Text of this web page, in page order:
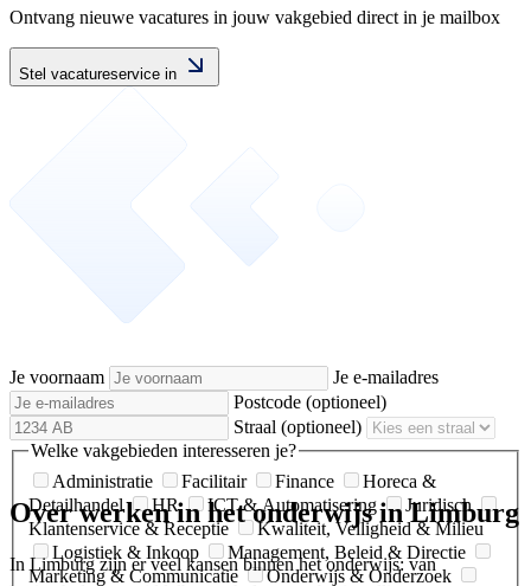
Ontvang nieuwe vacatures in jouw vakgebied direct in je mailbox
Stel vacatureservice in
Je voornaam
Je e-mailadres
Postcode (optioneel)
Straal (optioneel)
Welke vakgebieden interesseren je?
Administratie
Facilitair Finance
Horeca &
Detailhandel
HR ICT & Automatisering
Juridisch
Klantenservice & Receptie
Kwaliteit, Veiligheid & Milieu
Logistiek & Inkoop
Management, Beleid & Directie
Marketing & Communicatie
Onderwijs & Onderzoek
Over werken in het onderwijs in Limburg
In Limburg zijn er veel kansen binnen het onderwijs: van